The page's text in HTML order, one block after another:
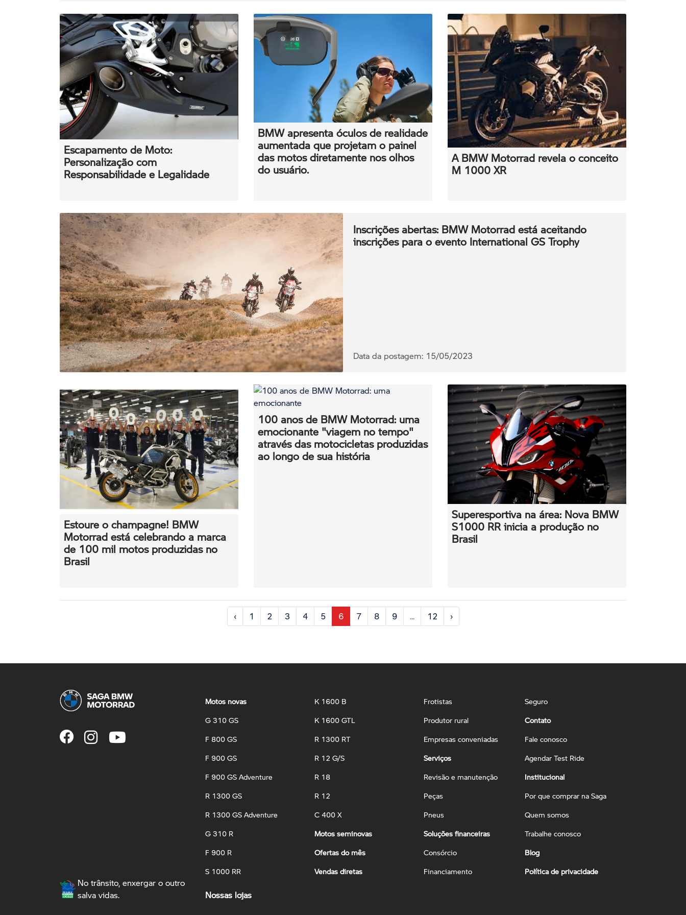
Escapamento de Moto:
Personalização com
Responsabilidade e Legalidade
BMW apresenta óculos de realidade
aumentada que projetam o painel
das motos diretamente nos olhos
do usuário.
A BMW Motorrad revela o conceito
M 1000 XR
Inscrições abertas: BMW Motorrad está aceitando
inscrições para o evento International GS Trophy
Data da postagem: 15/05/2023
Estoure o champagne! BMW
Motorrad está celebrando a marca
de 100 mil motos produzidas no
Brasil
100 anos de BMW Motorrad: uma
emocionante "viagem no tempo"
através das motocicletas produzidas
ao longo de sua história
Superesportiva na área: Nova BMW
S1000 RR inicia a produção no
Brasil
‹ 1 2 3 4 5 6 7 8 9 ... 12 ›
No trânsito, enxergar o outro
salva vidas.
Motos novas
G 310 GS
F 800 GS
F 900 GS
F 900 GS Adventure
R 1300 GS
R 1300 GS Adventure
G 310 R
F 900 R
S 1000 RR
K 1600 B
K 1600 GTL
R 1300 RT
R 12 G/S
R 18
R 12
C 400 X
Motos seminovas
Ofertas do mês
Vendas diretas
Frotistas
Produtor rural
Empresas conveniadas
Serviços
Revisão e manutenção
Peças
Pneus
Soluções financeiras
Consórcio
Financiamento
Seguro
Contato
Fale conosco
Agendar Test Ride
Institucional
Por que comprar na Saga
Quem somos
Trabalhe conosco
Blog
Política de privacidade
Nossas lojas